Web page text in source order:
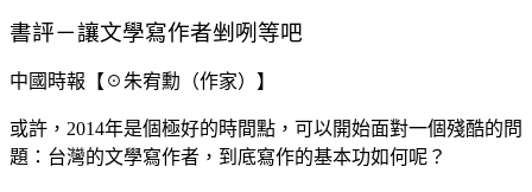
書評－讓文學寫作者剉咧等吧
中國時報【☉朱宥勳（作家）】
或許，2014年是個極好的時間點，可以開始面對一個殘酷的問
題：台灣的文學寫作者，到底寫作的基本功如何呢？